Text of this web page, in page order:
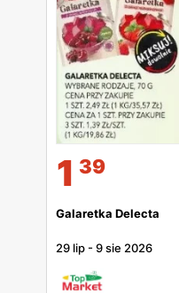
1 39
Galaretka Delecta
29 lip -9 sie 2026